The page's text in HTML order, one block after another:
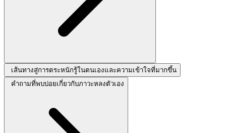
เส้นทางสู่การตระหนักรู้ในตนเองและความเข้าใจที่มากขึ้น
คำถามที่พบบ่อยเกี่ยวกับภาวะหลงตัวเอง